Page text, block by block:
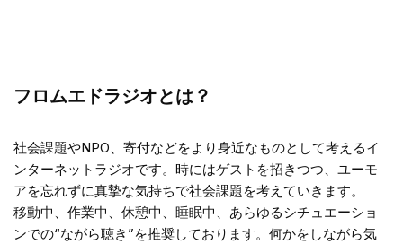
フロムエドラジオとは？
社会課題やNPO、寄付などをより身近なものとして考えるイ
ンターネットラジオです。時にはゲストを招きつつ、ユーモ
アを忘れずに真摯な気持ちで社会課題を考えていきます。
移動中、作業中、休憩中、睡眠中、あらゆるシチュエーショ
ンでの“ながら聴き”を推奨しております。何かをしながら気